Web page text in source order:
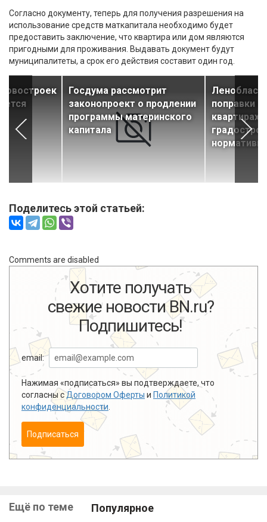
Согласно документу, теперь для получения разрешения на
использование средств маткапитала необходимо будет
предоставить заключение, что квартира или дом являются
пригодными для проживания. Выдавать документ будут
муниципалитеты, а срок его действия составит один год.
Госдума рассмотрит
законопроект о продлении
программы материнского
капитала
поправки
квартирах в
нормативы
Поделитесь этой статьей:
Comments are disabled
Хотите получать
свежие новости BN.ru?
Подпишитесь!
email:
Нажимая «подписаться» вы подтверждаете, что
согласны сДоговором Оферты и Политикой
конфиденциальности
Подписаться
Ещё по теме Популярное